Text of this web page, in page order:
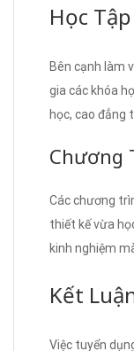
Học
Bên cạnh làm
gia các khóa
học, cao đẳng
Chương
Các chương
thiết kế vừa
kinh nghiệm
Kết
Việc tuyển